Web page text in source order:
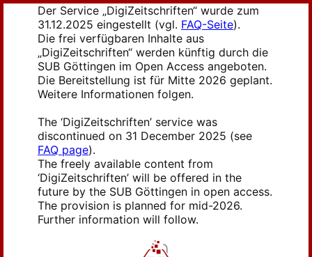
Der Service „DigiZeitschriften“ wurde zum
31.12.2025 eingestellt (vgl. FAQ-Seite).
Die frei verfügbaren Inhalte aus
„DigiZeitschriften“ werden künftig durch die
SUB Göttingen im Open Access angeboten.
Die Bereitstellung ist für Mitte 2026 geplant.
Weitere Informationen folgen.
The ‘DigiZeitschriften’ service was
discontinued on 31 December 2025 (see
FAQ page).
The freely available content from
‘DigiZeitschriften’ will be offered in the
future by the SUB Göttingen in open access.
The provision is planned for mid-2026.
Further information will follow.